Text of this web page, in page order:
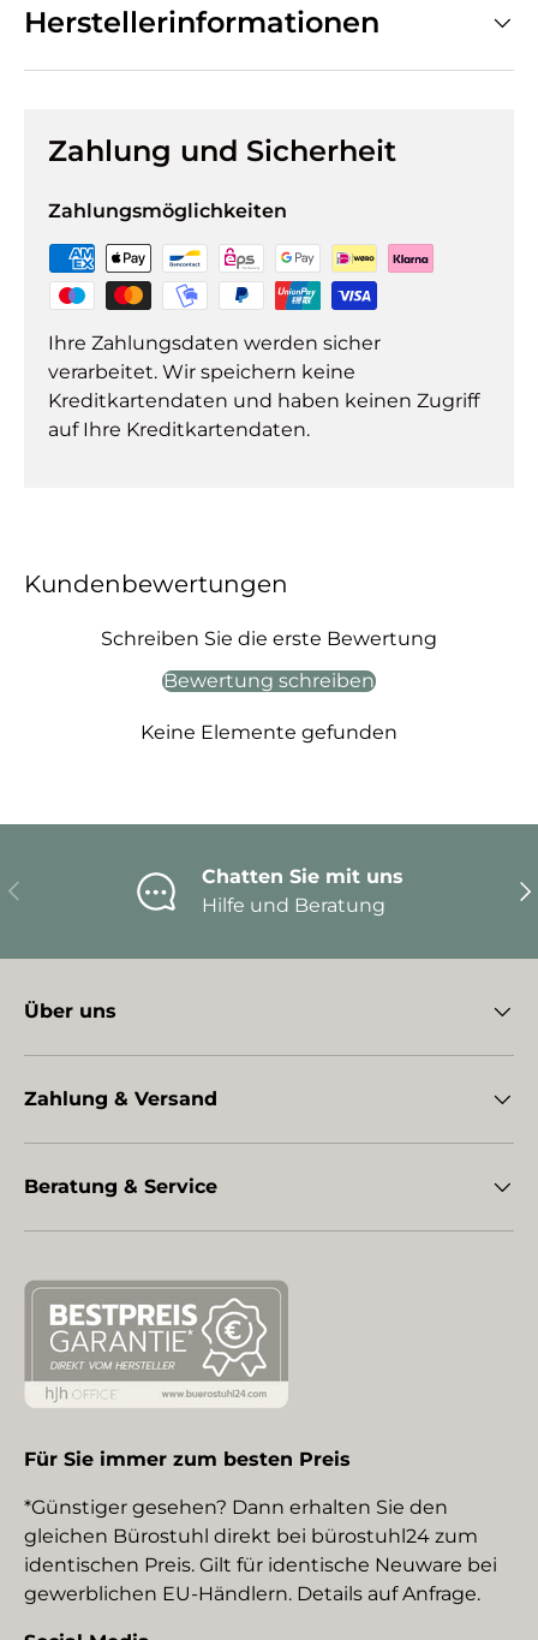
Herstellerinformationen
Zahlung und Sicherheit
Zahlungsmöglichkeiten
Ihre Zahlungsdaten werden sicher
verarbeitet. Wir speichern keine
Kreditkartendaten und haben keinen Zugriff
auf Ihre Kreditkartendaten.
Kundenbewertungen
Schreiben Sie die erste Bewertung
Bewertung schreiben
Keine Elemente gefunden
Vorherige
Chatten Sie mit uns
Hilfe und Beratung
Über uns
Zahlung & Versand
Beratung & Service
Für Sie immer zum besten Preis
*Günstiger gesehen? Dann erhalten Sie den
gleichen Bürostuhl direkt bei bürostuhl24 zum
identischen Preis. Gilt für identische Neuware bei
gewerblichen EU-Händlern. Details auf Anfrage.